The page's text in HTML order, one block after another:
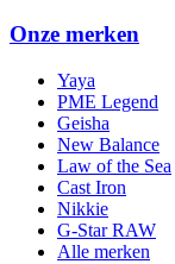
Onze merken
Yaya
PME Legend
Geisha
New Balance
Law of the Sea
Cast Iron
Nikkie
G-Star RAW
Alle merken